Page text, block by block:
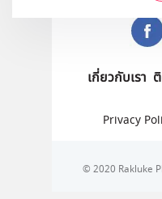
เกี่ยวกับเรา
Privacy
© 2020 Rakluke